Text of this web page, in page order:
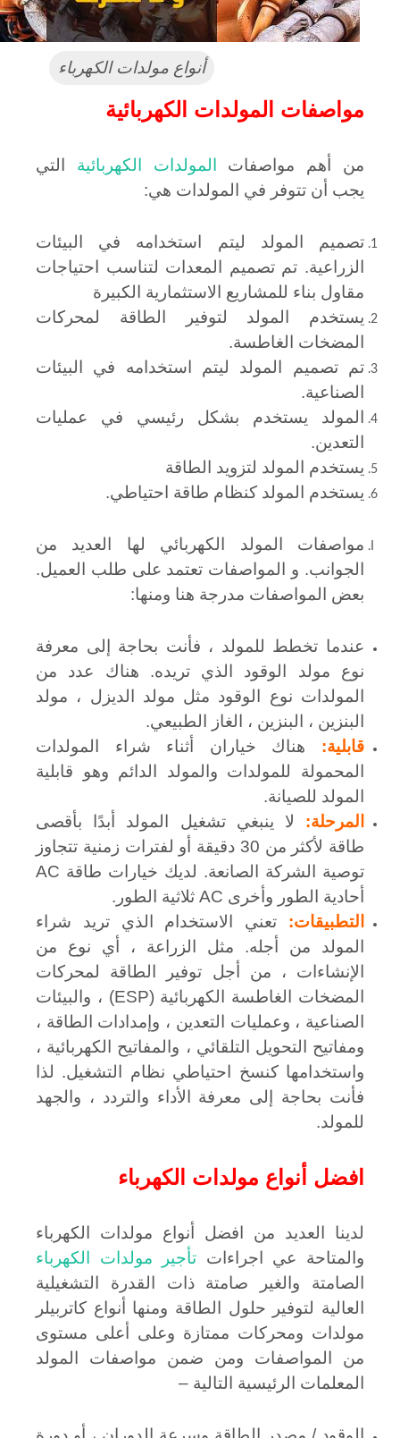
أنواع مولدات الكهرباء
مواصفات المولدات الكهربائية
من أهم مواصفات المولدات الكهربائية التي
يجب أن تتوفر في المولدات هي:
تصميم المولد ليتم استخدامه في البيئات
الزراعية. تم تصميم المعدات لتناسب احتياجات
مقاول بناء للمشاريع الاستثمارية الكبيرة
يستخدم المولد لتوفير الطاقة لمحركات
المضخات الغاطسة.
تم تصميم المولد ليتم استخدامه في البيئات
الصناعية.
المولد يستخدم بشكل رئيسي في عمليات
التعدين.
يستخدم المولد لتزويد الطاقة
يستخدم المولد كنظام طاقة احتياطي.
مواصفات المولد الكهربائي لها العديد من
الجوانب. و المواصفات تعتمد على طلب العميل.
بعض المواصفات مدرجة هنا ومنها:
عندما تخطط للمولد ، فأنت بحاجة إلى معرفة
نوع مولد الوقود الذي تريده. هناك عدد من
المولدات نوع الوقود مثل مولد الديزل ، مولد
البنزين ، البنزين ، الغاز الطبيعي.
قابلية: هناك خياران أثناء شراء المولدات
المحمولة للمولدات والمولد الدائم وهو قابلية
المولد للصيانة.
المرحلة: لا ينبغي تشغيل المولد أبدًا بأقصى
طاقة لأكثر من 30 دقيقة أو لفترات زمنية تتجاوز
توصية الشركة الصانعة. لديك خيارات طاقة AC
أحادية الطور وأخرى AC ثلاثية الطور.
التطبيقات: تعني الاستخدام الذي تريد شراء
المولد من أجله. مثل الزراعة ، أي نوع من
الإنشاءات ، من أجل توفير الطاقة لمحركات
المضخات الغاطسة الكهربائية (ESP) ، والبيئات
الصناعية ، وعمليات التعدين ، وإمدادات الطاقة ،
ومفاتيح التحويل التلقائي ، والمفاتيح الكهربائية ،
واستخدامها كنسخ احتياطي نظام التشغيل. لذا
فأنت بحاجة إلى معرفة الأداء والتردد ، والجهد
للمولد.
افضل أنواع مولدات الكهرباء
لدينا العديد من افضل أنواع مولدات الكهرباء
والمتاحة عي اجراءات تأجير مولدات الكهرباء
الصامتة والغير صامتة ذات القدرة التشغيلية
العالية لتوفير حلول الطاقة ومنها أنواع كاتربيلر
مولدات ومحركات ممتازة وعلى أعلى مستوى
من المواصفات ومن ضمن مواصفات المولد
المعلمات الرئيسية التالية –